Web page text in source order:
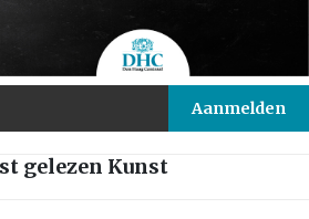
gelezen Kunst